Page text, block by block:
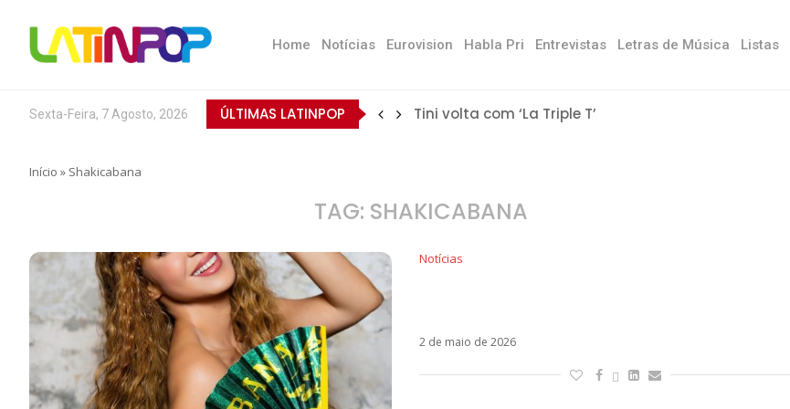
Home Notícias Eurovision Habla Pri Entrevistas Letras de Música Listas
Sexta-Feira, 7 Agosto, 2026 ÚLTIMAS LATINPOP Tini volta com ‘La Triple T’
Início » Shakicabana
TAG: SHAKICABANA
Notícias
2 de maio de 2026